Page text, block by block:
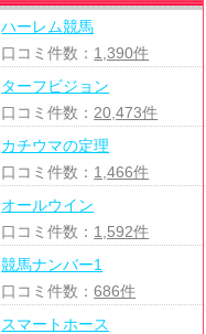
ハーレム競馬
口コミ件数： 1,390件
ターフビジョン
口コミ件数： 20,473件
カチウマの定理
口コミ件数： 1,466件
オールウイン
口コミ件数： 1,592件
競馬ナンバー1
口コミ件数：686件
スマートホース